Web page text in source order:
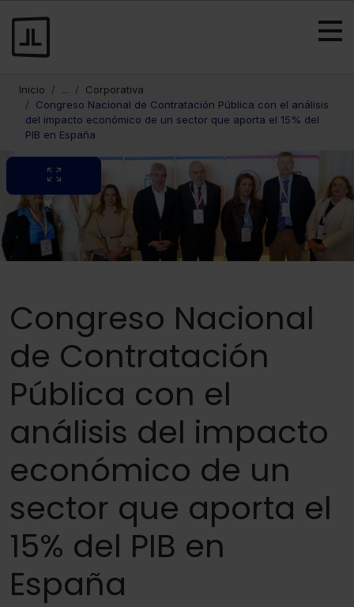
Inicio ...
Corporativa
Congreso Nacional de Contratación Pública con el análisis
del impacto económico de un sector que aporta el 15% del
PIB en España
Congreso Nacional
de Contratación
Pública con el
análisis del impacto
económico de un
sector que aporta el
15% del PIB en
España